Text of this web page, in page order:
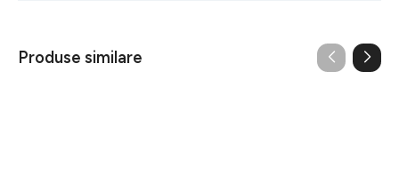
Produse similare